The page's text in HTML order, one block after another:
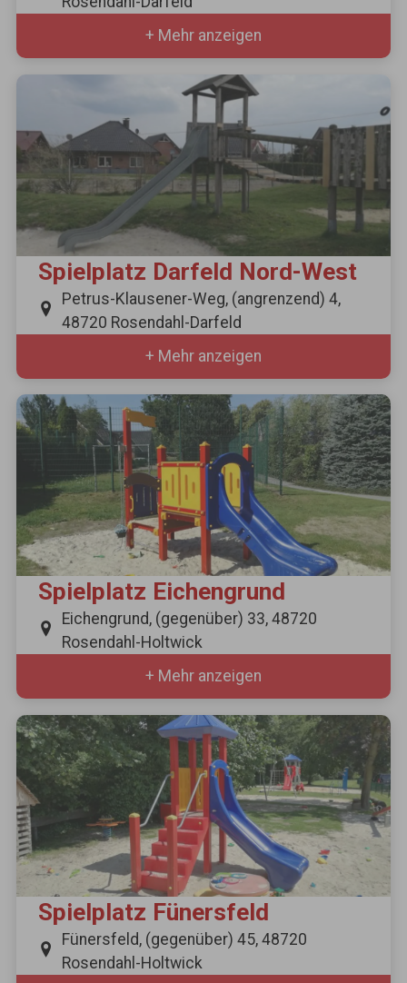
+ Mehr anzeigen
Spielplatz Darfeld Nord-West
Petrus-Klausener-Weg, (angrenzend) 4,
48720 Rosendahl-Darfeld
+ Mehr anzeigen
Spielplatz Eichengrund
Eichengrund, (gegenüber) 33, 48720
Rosendahl-Holtwick
+ Mehr anzeigen
Spielplatz Fünersfeld
Fünersfeld, (gegenüber) 45, 48720
Rosendahl-Holtwick